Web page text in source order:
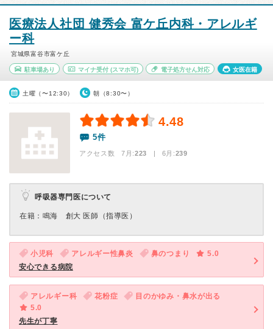
医療法人社団 健秀会 富ケ丘内科・アレルギ
ー科
宮城県富谷市富ケ丘
駐車場あり マイナ受付(スマホ可) 電子処方せん対応 女医在籍
土曜（〜12:30） 朝（8:30〜）
4.48
5件
アクセス数 7月:223 | 6月:239
呼吸器専門医について
在籍：鳴海 創大 医師（指導医）
小児科 アレルギー性鼻炎 鼻のつまり
5.0
安心できる病院
アレルギー科 花粉症
目のかゆみ・鼻水が出る
5.0
先生が丁寧